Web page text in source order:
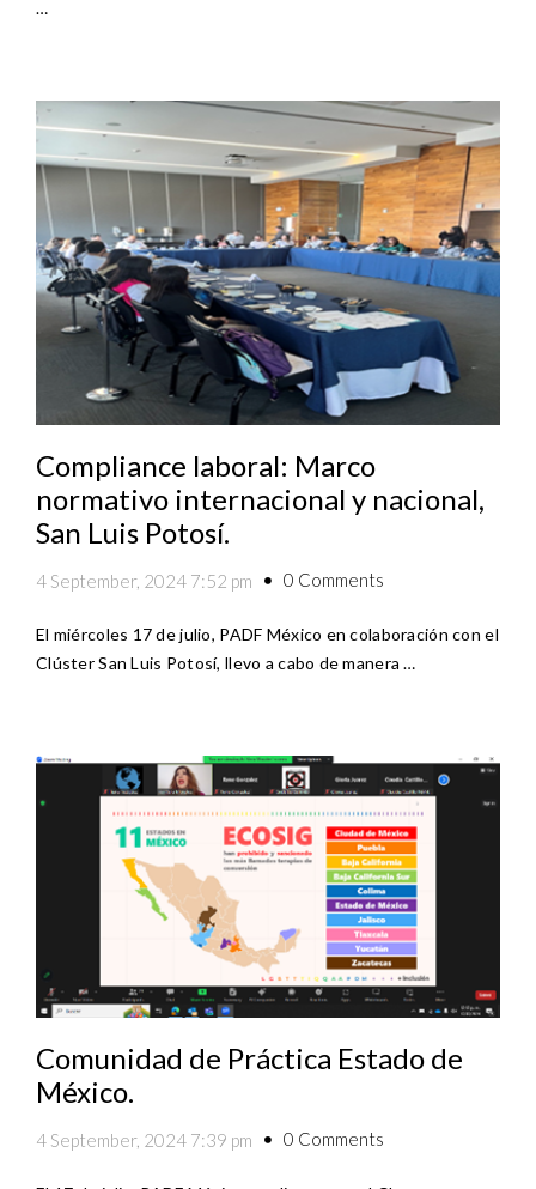
…
Compliance laboral: Marco
normativo internacional y nacional,
San Luis Potosí.
4 September, 2024 7:52 pm 0 Comments
El miércoles 17 de julio, PADF México en colaboración con el
Clúster San Luis Potosí, llevo a cabo de manera …
Comunidad de Práctica Estado de
México.
4 September, 2024 7:39 pm 0 Comments